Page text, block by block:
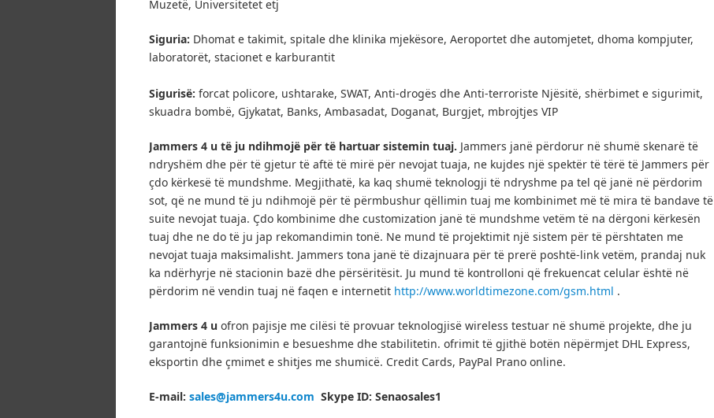
Muzetë, Universitetet etj
Siguria: Dhomat e takimit, spitale dhe klinika mjekësore, Aeroportet dhe automjetet, dhoma kompjuter,
laboratorët, stacionet e karburantit
Sigurisë: forcat policore, ushtarake, SWAT, Anti-drogës dhe Anti-terroriste Njësitë, shërbimet e sigurimit,
skuadra bombë, Gjykatat, Banks, Ambasadat, Doganat, Burgjet, mbrojtjes VIP
Jammers 4 u të ju ndihmojë për të hartuar sistemin tuaj. Jammers janë përdorur në shumë skenarë të
ndryshëm dhe për të gjetur të aftë të mirë për nevojat tuaja, ne kujdes një spektër të tërë të Jammers për
çdo kërkesë të mundshme. Megjithatë, ka kaq shumë teknologji të ndryshme pa tel që janë në përdorim
sot, që ne mund të ju ndihmojë për të përmbushur qëllimin tuaj me kombinimet më të mira të bandave të
suite nevojat tuaja. Çdo kombinime dhe customization janë të mundshme vetëm të na dërgoni kërkesën
tuaj dhe ne do të ju jap rekomandimin tonë. Ne mund të projektimit një sistem për të përshtaten me
nevojat tuaja maksimalisht. Jammers tona janë të dizajnuara për të prerë poshtë-link vetëm, prandaj nuk
ka ndërhyrje në stacionin bazë dhe përsëritësit. Ju mund të kontrolloni që frekuencat celular është në
përdorim në vendin tuaj në faqen e internetit http://www.worldtimezone.com/gsm.html .
Jammers 4 u ofron pajisje me cilësi të provuar teknologjisë wireless testuar në shumë projekte, dhe ju
garantojnë funksionimin e besueshme dhe stabilitetin. ofrimit të gjithë botën nëpërmjet DHL Express,
eksportin dhe çmimet e shitjes me shumicë. Credit Cards, PayPal Prano online.
E-mail: sales@jammers4u.com Skype ID: Senaosales1